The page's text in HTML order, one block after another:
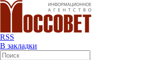
RSS
В закладки